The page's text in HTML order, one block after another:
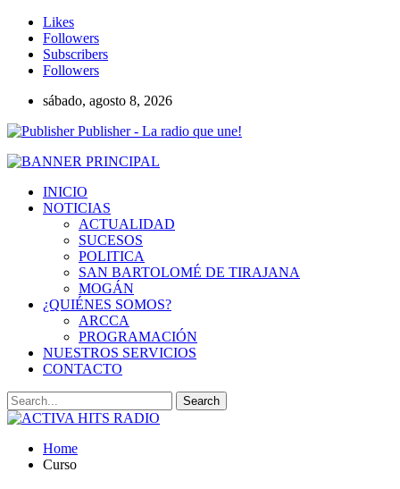
Likes
Followers
Subscribers
Followers
sábado, agosto 8, 2026
Publisher - La radio que une!
INICIO
NOTICIAS
ACTUALIDAD
SUCESOS
POLITICA
SAN BARTOLOMÉ DE TIRAJANA
MOGÁN
¿QUIÉNES SOMOS?
ARCCA
PROGRAMACIÓN
NUESTROS SERVICIOS
CONTACTO
Home
Curso